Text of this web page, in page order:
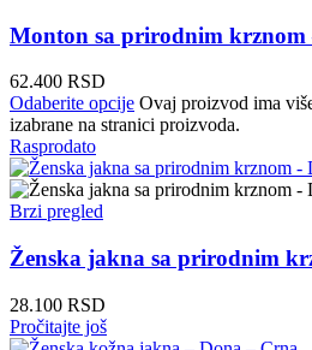
Monton sa prirodnim krznom
62.400 RSD
Odaberite opcije Ovaj proizvod ima
izabrane na stranici proizvoda.
Rasprodato
Brzi pregled
Ženska jakna sa prirodnim
28.100 RSD
Pročitajte još